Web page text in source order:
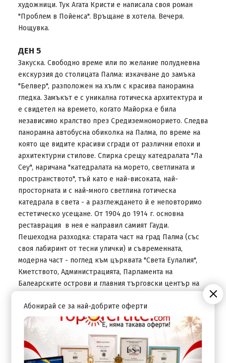
художници. Тук Агата Кристи е написала своя роман
"Проблем в Пойенса". Връщане в хотела. Вечеря.
Нощувка.
ДЕН 5
Закуска. Свободно време или по желание полудневна
екскурзия до столицата Палма: изкачване до замъка
"Белвер", разположен на хълм с красива панорамна
гледка. Замъкът е с уникална готическа архитектура и
е свидетел на времето, когато Майорка е била
независимо кралство през Средиземноморието. Следва
панорамна автобусна обиколка на Палма, по време на
която ще видите красиви сгради от различни епохи и
архитектурни стилове. Спирка срещу катедралата "Ла
Сеу", наричана "катедралата на морето, светлината и
пространството", тъй като е най-високата, най-
просторната и с най-много светлина готическа
катедрала в света - а разглеждането й е неповторимо
естетическо усещане. От 1904 до 1914 г. основна
реставрация в нея е направил самият Гауди.
Пешеходна разходка: старата част на град Палма (със
своя лабиринт от тесни улички) и съвременната,
модерна част - поглед към църквата "Света Еулалия",
Кметството, Администрацията, Парламента на
Балеарските острови и главния търговски център на
в хотела. Вечеря. Нощувка.
ДЕН 6
Закуска. Свободно време или по желание целодневна
екскурзия до Сойер, Форналуч и манастира Люк, с влак
Абонирай се за най-добрите оферти